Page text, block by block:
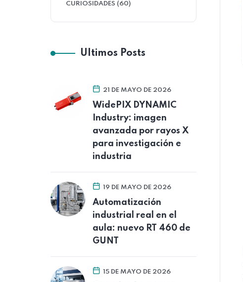
CURIOSIDADES (60)
Ultimos Posts
21 DE MAYO DE 2026
WidePIX DYNAMIC
Industry: imagen
avanzada por rayos X
para investigación e
industria
19 DE MAYO DE 2026
Automatización
industrial real en el
aula: nuevo RT 460 de
GUNT
15 DE MAYO DE 2026